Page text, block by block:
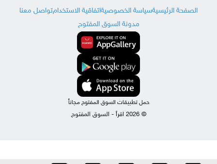
الصفحة الرئيسيةسياسة الخصوصيةاتفاقية الاستخدامتواصل معنا
مدونة السوق المفتوح
حمل تطبيقات السوق المفتوح مجاناً
© 2026 اقرأ - السوق المفتوح